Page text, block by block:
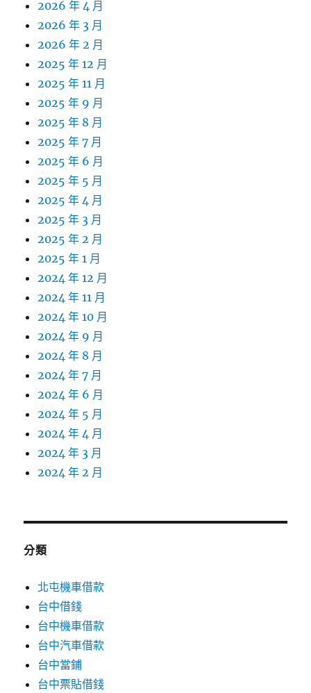
2026 年 4 月
2026 年 3 月
2026 年 2 月
2025 年 12 月
2025 年 11 月
2025 年 9 月
2025 年 8 月
2025 年 7 月
2025 年 6 月
2025 年 5 月
2025 年 4 月
2025 年 3 月
2025 年 2 月
2025 年 1 月
2024 年 12 月
2024 年 11 月
2024 年 10 月
2024 年 9 月
2024 年 8 月
2024 年 7 月
2024 年 6 月
2024 年 5 月
2024 年 4 月
2024 年 3 月
2024 年 2 月
分類
北屯機車借款
台中借錢
台中機車借款
台中汽車借款
台中當鋪
台中票貼借錢